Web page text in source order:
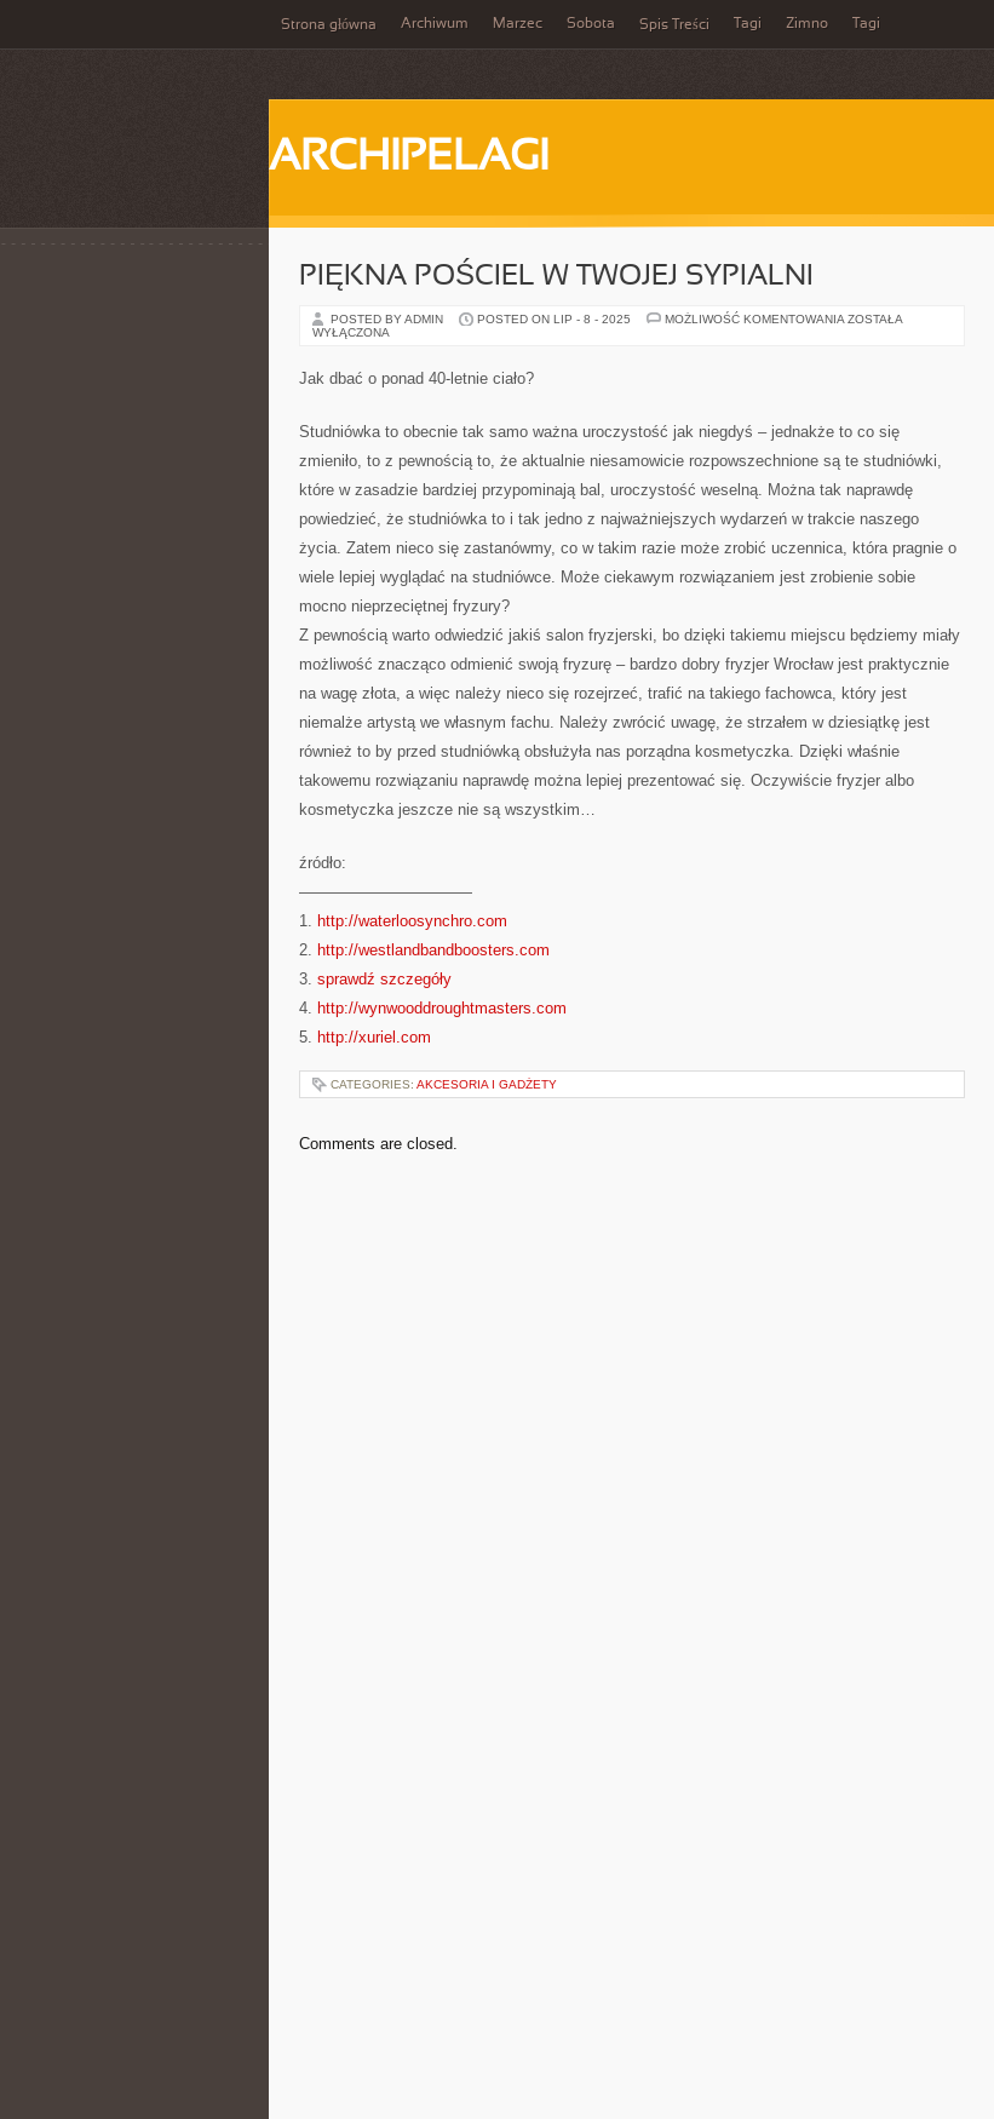
Strona główna Archiwum Marzec Sobota Spis Treści Tagi Zimno Tagi
ARCHIPELAGI
PIĘKNA POŚCIEL W TWOJEJ SYPIALNI
POSTED BY ADMIN POSTED ON LIP - 8 - 2025 MOŻLIWOŚĆ KOMENTOWANIA PIĘKNA
ZOSTAŁA
WYŁĄCZONA
Jak dbać o ponad 40-letnie ciało?
Studniówka to obecnie tak samo ważna uroczystość jak niegdyś – jednakże to co się
zmieniło, to z pewnością to, że aktualnie niesamowicie rozpowszechnione są te studniówki,
które w zasadzie bardziej przypominają bal, uroczystość weselną. Można tak naprawdę
powiedzieć, że studniówka to i tak jedno z najważniejszych wydarzeń w trakcie naszego
życia. Zatem nieco się zastanówmy, co w takim razie może zrobić uczennica, która pragnie o
wiele lepiej wyglądać na studniówce. Może ciekawym rozwiązaniem jest zrobienie sobie
mocno nieprzeciętnej fryzury?
Z pewnością warto odwiedzić jakiś salon fryzjerski, bo dzięki takiemu miejscu będziemy miały
możliwość znacząco odmienić swoją fryzurę – bardzo dobry fryzjer Wrocław jest praktycznie
na wagę złota, a więc należy nieco się rozejrzeć, trafić na takiego fachowca, który jest
niemalże artystą we własnym fachu. Należy zwrócić uwagę, że strzałem w dziesiątkę jest
również to by przed studniówką obsłużyła nas porządna kosmetyczka. Dzięki właśnie
takowemu rozwiązaniu naprawdę można lepiej prezentować się. Oczywiście fryzjer albo
kosmetyczka jeszcze nie są wszystkim…
źródło:
———————————
1. http://waterloosynchro.com
2. http://westlandbandboosters.com
3. sprawdź szczegóły
4. http://wynwooddroughtmasters.com
5. http://xuriel.com
CATEGORIES: AKCESORIA I GADŻETY
Comments are closed.